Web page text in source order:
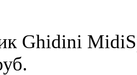
Ghidini